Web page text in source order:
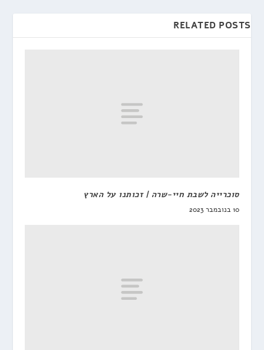
RELATED POSTS
סוכרייה לשבת חיי-שרה | זכותנו על הארץ
10 בנובמבר 2023